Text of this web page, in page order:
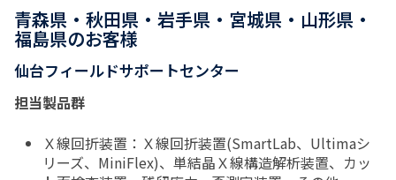
青森県・秋田県・岩手県・宮城県・山形県・
福島県のお客様
仙台フィールドサポートセンター
担当製品群
Ｘ線回折装置：Ｘ線回折装置(SmartLab、Ultimaシ
リーズ、MiniFlex)、単結晶Ｘ線構造解析装置、カッ